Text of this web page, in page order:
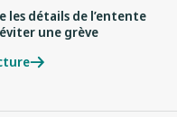
les détails de l’entente
une grève